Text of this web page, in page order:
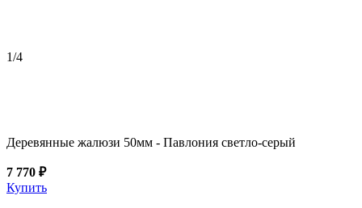
1/4
Деревянные жалюзи 50мм - Павлония светло-серый
7 770 ₽
Купить